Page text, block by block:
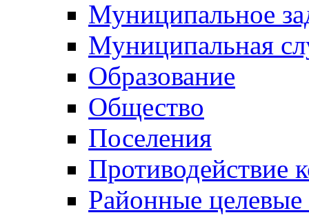
Муниципальное
Муниципальная
Образование
Общество
Поселения
Противодействие
Районные